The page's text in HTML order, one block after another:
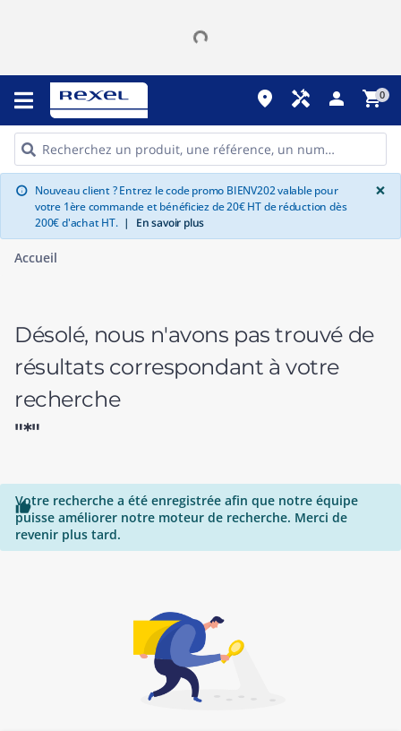
place handyman person shopping_cart0
info Nouveau client ? Entrez le code promo BIENV202 valable pour
votre 1ère commande et bénéficiez de 20€ HT de réduction dès
200€ d'achat HT. | En savoir plus
×
Accueil
Désolé, nous n'avons pas trouvé de
résultats correspondant à votre
recherche
"*"

Votre recherche a été enregistrée afin que notre équipe
puisse améliorer notre moteur de recherche. Merci de
revenir plus tard.